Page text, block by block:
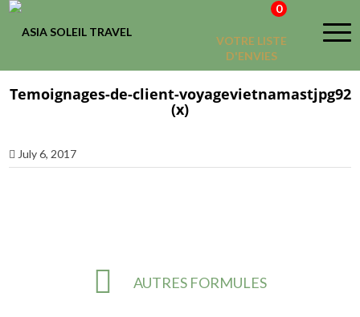
VOTRE LISTE
D'ENVIES
0
Temoignages-de-client-voyagevietnamastjpg92
(x)
July 6, 2017
AUTRES FORMULES